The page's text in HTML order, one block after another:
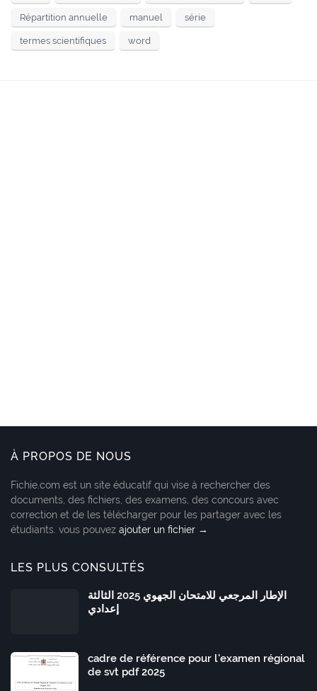
Répartition annuelle manuel série
termes scientifiques word
À PROPOS DE NOUS
Fichie.com est un site éducatif qui vise à rechercher des
documents, des fichiers, des examens, des concours avec
correction et de les télécharger pour les partager avec les
étudiants. vous pouvez ajouter un fichier →
LES PLUS CONSULTÉS
الإطار المرجعي للامتحان الجهوي 2025 الثالثة
إعدادي
cadre de référence pour l'examen régional
de svt pdf 2025